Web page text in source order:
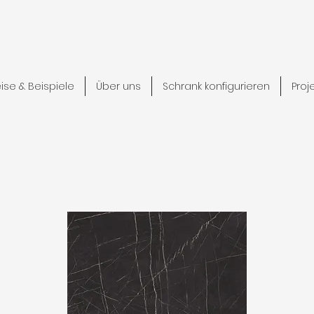
& Beispiele Über uns Schrank konfigurieren